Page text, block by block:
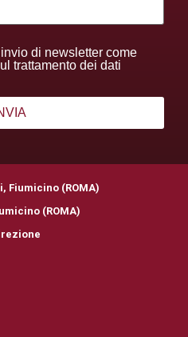
di newsletter come
trattamento dei dati
Fiumicino (ROMA)
(ROMA)